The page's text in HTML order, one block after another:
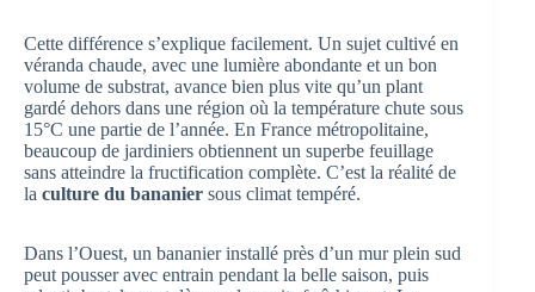
Cette différence s’explique facilement. Un sujet cultivé en
véranda chaude, avec une lumière abondante et un bon
volume de substrat, avance bien plus vite qu’un plant
gardé dehors dans une région où la température chute sous
15°C une partie de l’année. En France métropolitaine,
beaucoup de jardiniers obtiennent un superbe feuillage
sans atteindre la fructification complète. C’est la réalité de
la culture du bananier sous climat tempéré.
Dans l’Ouest, un bananier installé près d’un mur plein sud
peut pousser avec entrain pendant la belle saison, puis